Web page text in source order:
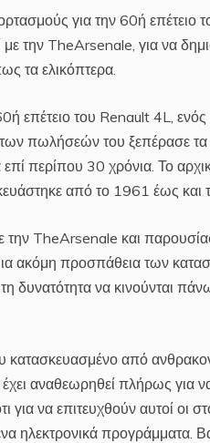
για την 60ή επέτειο
την TheArsenale, για να
τα ελικόπτερα.
επέτειο του Renault 4L,
πωλήσεών του ξεπέρασε
περίπου 30 χρόνια. Το
από το 1961 έως και
TheArsenale και
ακόμη προσπάθεια των
δυνατότητα να κινούνται
από
αναθεωρηθεί πλήρως για
να επιτευχθούν αυτοί οι
ηλεκτρονικά προγράμματα.